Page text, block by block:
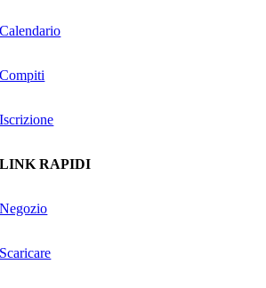
Calendario
Compiti
Iscrizione
LINK RAPIDI
Negozio
Scaricare